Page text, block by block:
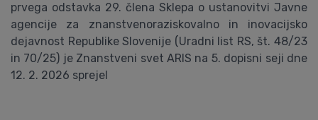
prvega odstavka 29. člena Sklepa o ustanovitvi Javne
agencije za znanstvenoraziskovalno in inovacijsko
dejavnost Republike Slovenije (Uradni list RS, št. 48/23
in 70/25) je Znanstveni svet ARIS na 5. dopisni seji dne
12. 2. 2026 sprejel